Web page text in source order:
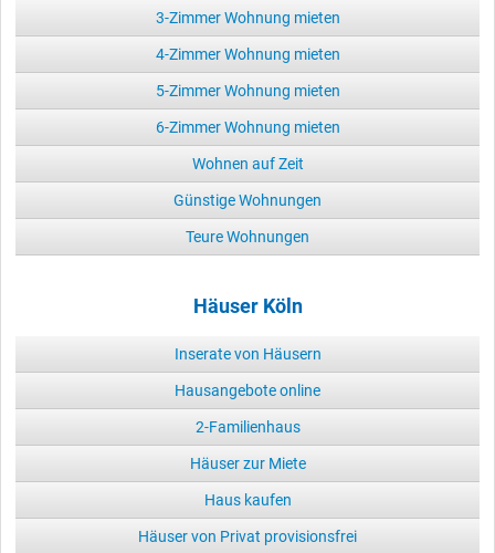
3-Zimmer Wohnung mieten
4-Zimmer Wohnung mieten
5-Zimmer Wohnung mieten
6-Zimmer Wohnung mieten
Wohnen auf Zeit
Günstige Wohnungen
Teure Wohnungen
Häuser Köln
Inserate von Häusern
Hausangebote online
2-Familienhaus
Häuser zur Miete
Haus kaufen
Häuser von Privat provisionsfrei